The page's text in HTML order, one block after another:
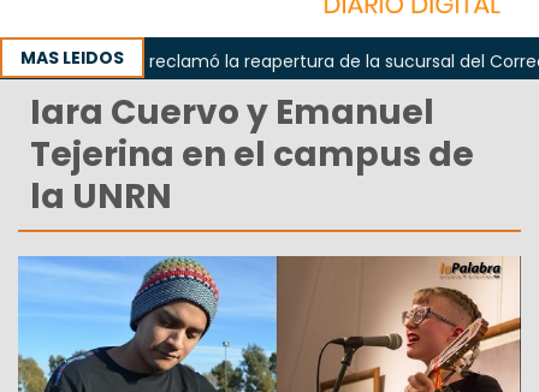
MAS LEIDOS
Odarda reclamó la reapertura de la sucursal del Correo
Iara Cuervo y Emanuel
Tejerina en el campus de
la UNRN